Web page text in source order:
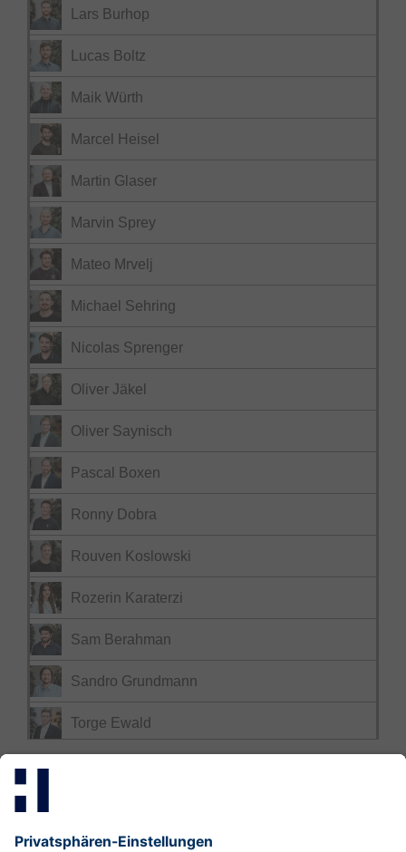
Lars Burhop
Lucas Boltz
Maik Würth
Marcel Heisel
Martin Glaser
Marvin Sprey
Mateo Mrvelj
Michael Sehring
Nicolas Sprenger
Oliver Jäkel
Oliver Saynisch
Pascal Boxen
Ronny Dobra
Rouven Koslowski
Rozerin Karaterzi
Sam Berahman
Sandro Grundmann
Torge Ewald